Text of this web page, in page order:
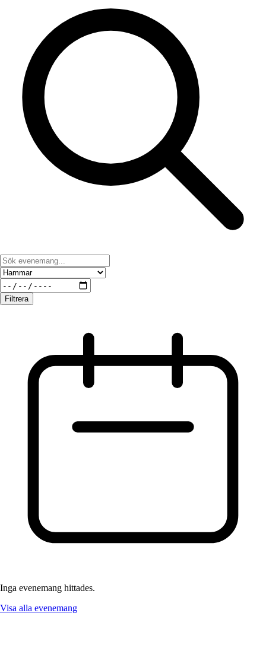
Filtrera
Inga evenemang hittades.
Visa alla evenemang